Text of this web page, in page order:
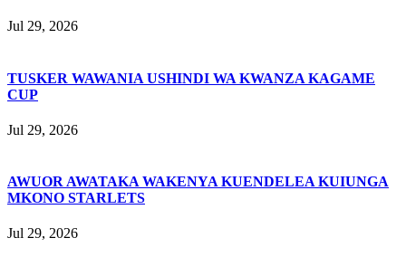
Jul 29, 2026
TUSKER WAWANIA USHINDI WA KWANZA KAGAME
CUP
Jul 29, 2026
AWUOR AWATAKA WAKENYA KUENDELEA KUIUNGA
MKONO STARLETS
Jul 29, 2026